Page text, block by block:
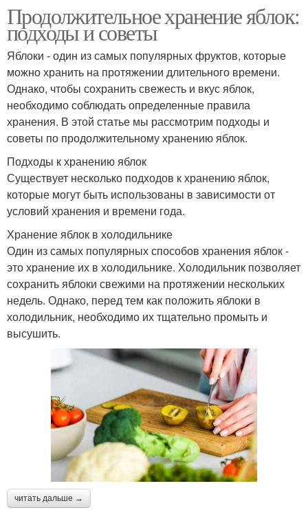
Продолжительное хранение яблок:
подходы и советы
Яблоки - один из самых популярных фруктов, которые
можно хранить на протяжении длительного времени.
Однако, чтобы сохранить свежесть и вкус яблок,
необходимо соблюдать определенные правила
хранения. В этой статье мы рассмотрим подходы и
советы по продолжительному хранению яблок.
Подходы к хранению яблок
Существует несколько подходов к хранению яблок,
которые могут быть использованы в зависимости от
условий хранения и времени года.
Хранение яблок в холодильнике
Один из самых популярных способов хранения яблок -
это хранение их в холодильнике. Холодильник позволяет
сохранить яблоки свежими на протяжении нескольких
недель. Однако, перед тем как положить яблоки в
холодильник, необходимо их тщательно промыть и
высушить.
читать дальше →